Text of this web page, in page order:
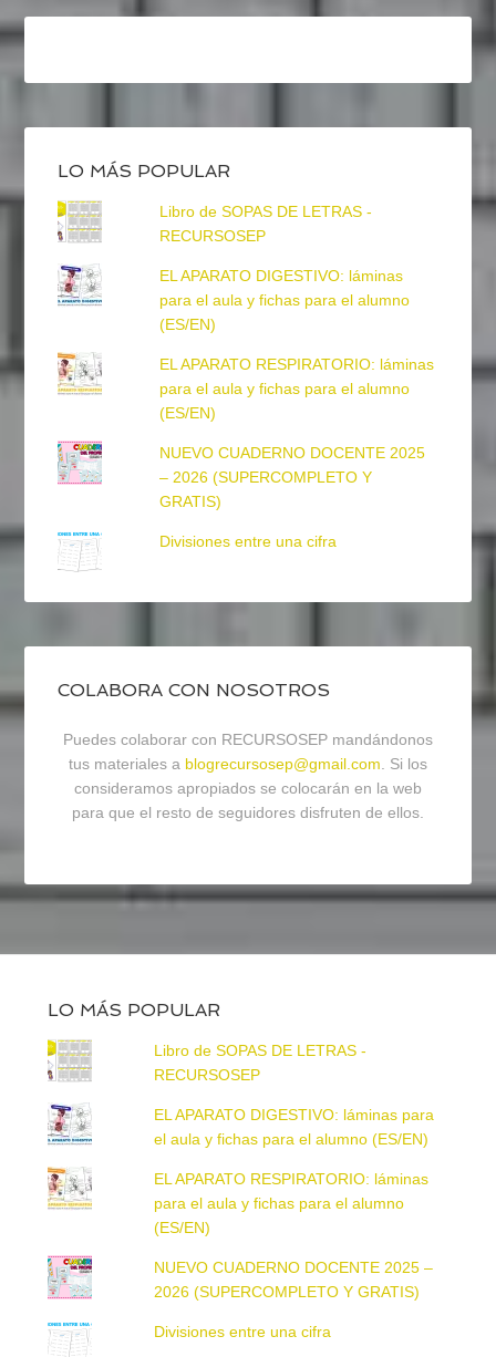
LO MÁS POPULAR
Libro de SOPAS DE LETRAS -
RECURSOSEP
EL APARATO DIGESTIVO: láminas
para el aula y fichas para el alumno
(ES/EN)
EL APARATO RESPIRATORIO: láminas
para el aula y fichas para el alumno
(ES/EN)
NUEVO CUADERNO DOCENTE 2025
– 2026 (SUPERCOMPLETO Y
GRATIS)
Divisiones entre una cifra
COLABORA CON NOSOTROS
Puedes colaborar con RECURSOSEP mandándonos
tus materiales a blogrecursosep@gmail.com. Si los
consideramos apropiados se colocarán en la web
para que el resto de seguidores disfruten de ellos.
LO MÁS POPULAR
Libro de SOPAS DE LETRAS -
RECURSOSEP
EL APARATO DIGESTIVO: láminas para
el aula y fichas para el alumno (ES/EN)
EL APARATO RESPIRATORIO: láminas
para el aula y fichas para el alumno
(ES/EN)
NUEVO CUADERNO DOCENTE 2025 –
2026 (SUPERCOMPLETO Y GRATIS)
Divisiones entre una cifra